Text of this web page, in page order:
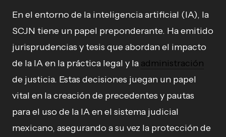
En el entorno de la inteligencia artificial (IA), la
SCJN tiene un papel preponderante. Ha emitido
jurisprudencias y tesis que abordan el impacto
de la IA en la práctica legal y la administración
de justicia. Estas decisiones juegan un papel
vital en la creación de precedentes y pautas
para el uso de la IA en el sistema judicial
mexicano, asegurando a su vez la protección de